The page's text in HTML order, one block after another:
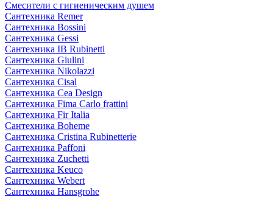
Смесители с гигиеническим душем
Сантехника Remer
Сантехника Bossini
Сантехника Gessi
Сантехника IB Rubinetti
Сантехника Giulini
Сантехника Nikolazzi
Сантехника Cisal
Сантехника Cea Design
Сантехника Fima Carlo frattini
Сантехника Fir Italia
Сантехника Boheme
Сантехника Cristina Rubinetterie
Сантехника Paffoni
Сантехника Zuchetti
Сантехника Keuco
Сантехника Webert
Сантехника Hansgrohe